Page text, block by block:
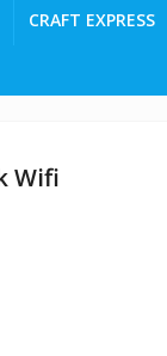
CRAFT EXPRESS
Wifi